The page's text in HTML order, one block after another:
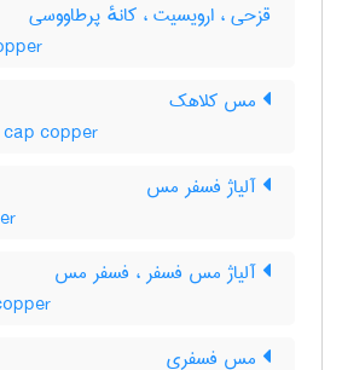
قزحی ، ارویسیت ، کانهٔ پرطاووسی
مس کلاهک
copper
آلیاژ فسفر مس
آلیاژ مس فسفر ، فسفر مس
مس فسفری